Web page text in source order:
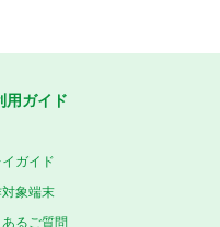
用ガイド
ガイド
象端末
るご質問